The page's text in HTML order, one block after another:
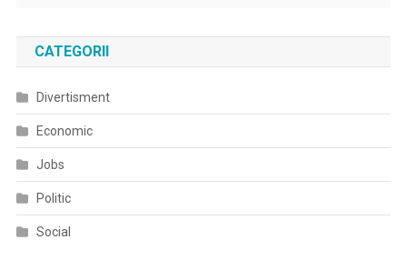
CATEGORII
Divertisment
Economic
Jobs
Politic
Social